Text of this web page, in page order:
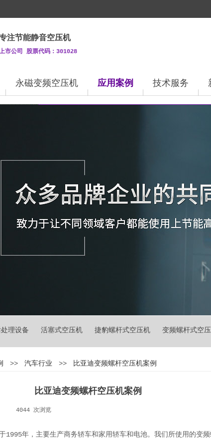
注节能静音空压机
市公司 股票代码：301028
永磁变频空压机 应用案例 技术服务
处理设备 活塞式空压机 捷豹螺杆式空压机 变频螺杆式空
>> 汽车行业 >> 比亚迪变频螺杆空压机案例
比亚迪变频螺杆空压机案例
4044 次浏览
年，主要生产商务轿车和家用轿车和电池。我们所使用的变频